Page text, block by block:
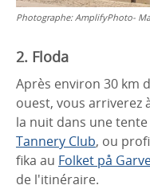
Photographe: AmplifyPhoto-
2. Floda
Après environ 30 km
ouest, vous arriverez
la nuit dans une
Tannery Club, ou
fika au Folket på
de l'itinéraire.